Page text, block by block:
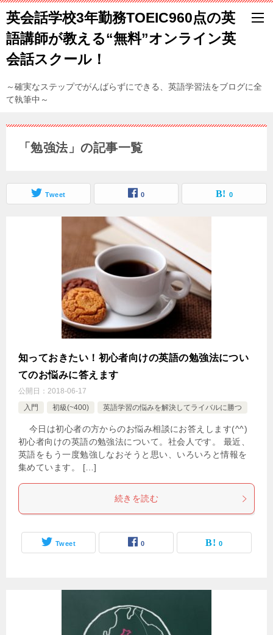
英会話学校3年勤務TOEIC960点の英
語講師が教える“無料”オンライン英
会話スクール！
～確実なステップでがんばらずにできる、英語学習法をブログに全
て執筆中～
「勉強法」の記事一覧
Tweet 0 0
知っておきたい！初心者向けの英語の勉強法につい
てのお悩みに答えます
公開日： 2018-06-17
入門
初級(~400) 英語学習の悩みを解決してライバルに勝つ
今日は初心者の方からのお悩み相談にお答えします(^^)
初心者向けの英語の勉強法について。社会人です。 最近、
英語をもう一度勉強しなおそうと思い、いろいろと情報を
集めています。 […]
続きを読む
Tweet 0 0